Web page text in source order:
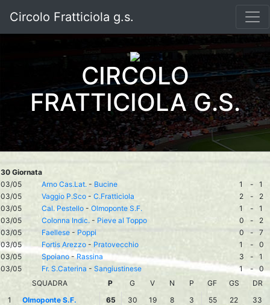
Circolo Fratticiola g.s.
CIRCOLO
FRATTICIOLA G.S.
30 Giornata
03/05
Arno Cas.Lat. - Bucine 1 -
1
03/05
Vaggio P.Sco - C.Fratticiola 2 -
2
03/05
Cal. Pestello - Olmoponte S.F. 1 -
1
03/05
Colonna Indic. - Pieve al Toppo 0 -
2
03/05
Faellese - Poppi 0 -
7
03/05
Fortis Arezzo - Pratovecchio 1 -
0
03/05
Spoiano-Rassina 3 -
1
03/05
Fr. S.Caterina - Sangiustinese 1 - 0
SQUADRA
P G V N P GF GS
DR
1
Olmoponte S.F. 65 30 19 8 3 55 22
33